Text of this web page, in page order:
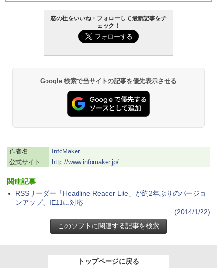
Robloxギフトカード - 800 Robux 【限
定バーチャルアイテムを含む】 【オンラ
￥1,300
Microsoft Office Home & Business 202
4(最新 永続版)|オンラインコード版|Wind
Robloxギフトカード - 2,000 Robux 【限
インゲームコード】 ロブロックス | オン
ラインコード版
インゲームコード】 ロブロックス |オン
ラインコード版
生成AIパスポート公式テキスト 第４版
AIイラスト表現辞典: 思い通りの絵を引き
出す プロンプトの言葉 AI画像生成シリー
ズ (はぴーイラストLabo)
ClaudeCode いちばんやさしい 教科書:
非エンジニア 初心者 素人 でも安心 使い
めのAIコーディング入門シリーズ
￥2,326
Amazon Kindle Paperwhite (16GB) 7イ
ンチディスプレイ、色調調節ライト、12
￥22,980
Amazon Kindle - 目に優しい、かさばら
ない、大きな画面で読みやすい、6週間持
￥16,980
Kindle Paperwhite シグニチャーエディ
ション (32GB) 7インチディスプレイ、明
るさ自動調整、色調調節ライト、12週間
持続バッテリー、広告なし、メタリック
ブラック
￥27,980
Amazon Kindle Colorsoft | 16GBストレ
窓の杜をいいね・フォローして最新記事をチ
ェック！
Google 検索で当サイトの記事を優先表示させる
作者名
InfoMaker
公式サイト
http://www.infomaker.jp/
関連記事
RSSリーダー「Headline-Reader Lite」が約2年ぶりのバージョ
ンアップ、IE11に対応
(2014/1/22)
トップページに戻る